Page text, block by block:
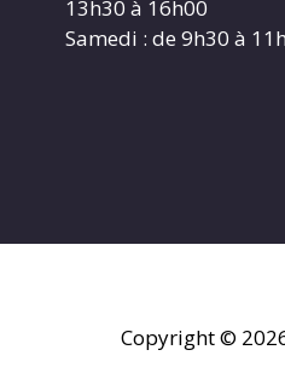
13h30 à 16h00
Samedi : de 9h30 à
Copyright ©